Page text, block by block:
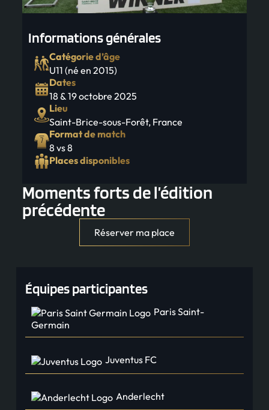
Équipes participantes
Paris Saint-
Germain
Juventus FC
Anderlecht
Informations générales
Catégorie d’âge
U11 (né en 2015)
Dates
18 & 19 octobre 2025
Lieu
Saint-Brice-sous-Forêt, France
Format de match
8 vs 8
Places disponibles
Moments forts de l’édition
précédente
Réserver ma place